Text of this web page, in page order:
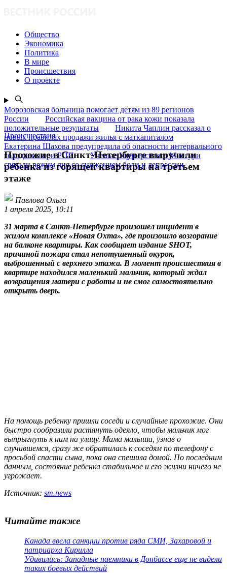
Общество
Экономика
Политика
В мире
Происшествия
О проекте
Морозовская больница помогает детям из 89 регионов
России
Российская вакцина от рака кожи показала
положительные результаты
Никита Чаплин рассказал о
новых правилах продажи жилья с маткапиталом
Екатерина Шахова предупредила об опасности интервального
голодания при РПП
Ученые Университета Миссури
связали режим дня со снижением боли и депрессии
Происшествия
Прохожие в Санкт-Петербурге выручили
ребенка из горящей квартиры на третьем
этаже
Павлова Ольга
1 апреля 2025, 10:11
31 марта в Санкт-Петербурге произошел инцидент в
жилом комплексе «Новая Охта», где произошло возгорание
на балконе квартиры. Как сообщает издание SHOT,
причиной пожара стал непотушенный окурок,
выброшенный с верхнего этажа. В момент происшествия в
квартире находился маленький мальчик, который ждал
возвращения матери с работы и не смог самостоятельно
открыть дверь.
На помощь ребенку пришли соседи и случайные прохожие. Они
быстро сообразили растянуть одеяло, чтобы мальчик мог
выпрыгнуть к ним на улицу. Мама малыша, узнав о
случившемся, сразу же обратилась к соседям по телефону с
просьбой спасти сына, пока она спешила домой. По последним
данным, состояние ребенка стабильное и его жизни ничего не
угрожает.
Источник: sm.news
Читайте также
Канада ввела санкции против ряда СМИ, Захаровой и
патриарха Кирилла
Удивились: Западные наемники в Донбассе еще не видели
таких боевых действий